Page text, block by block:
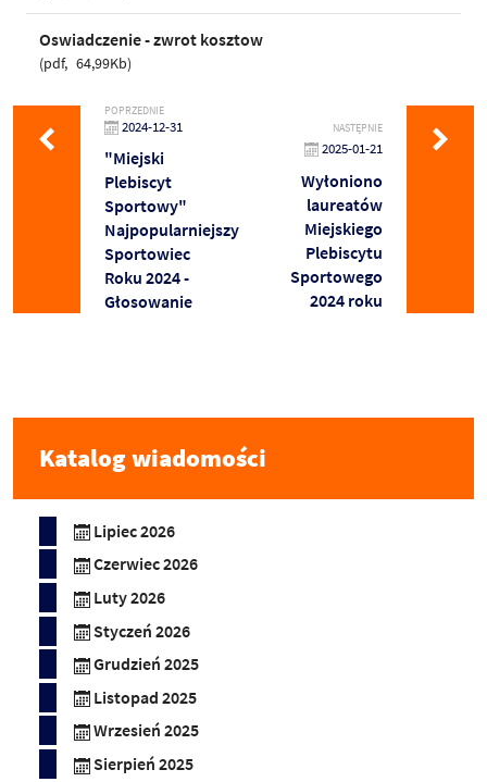
Oswiadczenie - zwrot kosztow
pdf 64,99Kb
POPRZEDNIE
2024-12-31
"Miejski
Plebiscyt
Sportowy"
Najpopularniejszy
Sportowiec
Roku 2024 -
Głosowanie
NASTĘPNIE
2025-01-21
Wyłoniono
laureatów
Miejskiego
Plebiscytu
Sportowego
2024 roku
Katalog wiadomości
Lipiec 2026
Czerwiec 2026
Luty 2026
Styczeń 2026
Grudzień 2025
Listopad 2025
Wrzesień 2025
Sierpień 2025